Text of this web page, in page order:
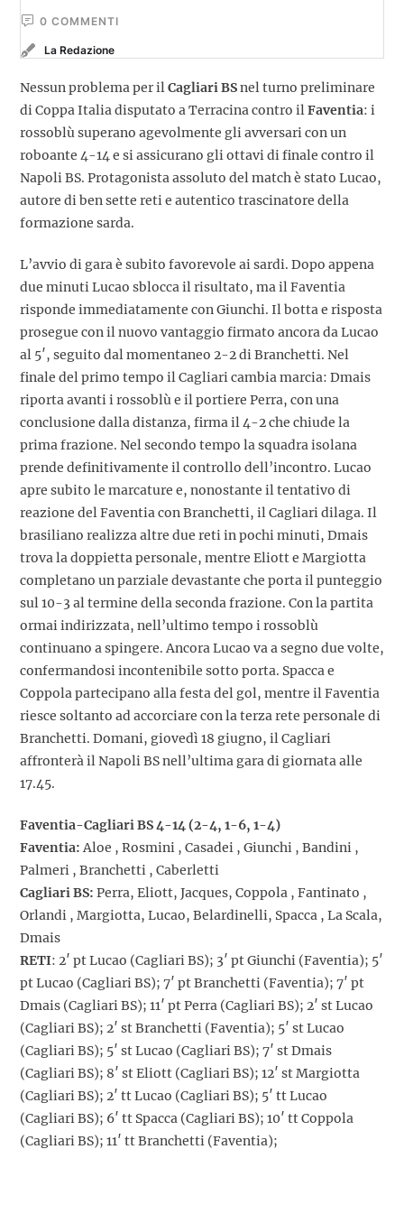
0 COMMENTI
La Redazione
Nessun problema per ilCagliari BSnel turno preliminare
di Coppa Italia disputato a Terracina contro ilFaventia: i
rossoblù superano agevolmente gli avversari con un
roboante 4-14 e si assicurano gli ottavi di finale contro il
Napoli BS. Protagonista assoluto del match è stato Lucao,
autore di ben sette reti e autentico trascinatore della
formazione sarda.
L’avvio di gara è subito favorevole ai sardi. Dopo appena
due minuti Lucao sblocca il risultato, ma il Faventia
risponde immediatamente con Giunchi. Il botta e risposta
prosegue con il nuovo vantaggio firmato ancora da Lucao
al 5′, seguito dal momentaneo 2-2 di Branchetti. Nel
finale del primo tempo il Cagliari cambia marcia: Dmais
riporta avanti i rossoblù e il portiere Perra, con una
conclusione dalla distanza, firma il 4-2 che chiude la
prima frazione. Nel secondo tempo la squadra isolana
prende definitivamente il controllo dell’incontro. Lucao
apre subito le marcature e, nonostante il tentativo di
reazione del Faventia con Branchetti, il Cagliari dilaga. Il
brasiliano realizza altre due reti in pochi minuti, Dmais
trova la doppietta personale, mentre Eliott e Margiotta
completano un parziale devastante che porta il punteggio
sul 10-3 al termine della seconda frazione. Con la partita
ormai indirizzata, nell’ultimo tempo i rossoblù
continuano a spingere. Ancora Lucao va a segno due volte,
confermandosi incontenibile sotto porta. Spacca e
Coppola partecipano alla festa del gol, mentre il Faventia
riesce soltanto ad accorciare con la terza rete personale di
Branchetti. Domani, giovedì 18 giugno, il Cagliari
affronterà il Napoli BS nell’ultima gara di giornata alle
17.45.
Faventia-Cagliari BS 4-14 (2-4, 1-6, 1-4)
Faventia:Aloe , Rosmini , Casadei , Giunchi , Bandini ,
Palmeri , Branchetti , Caberletti
Cagliari BS: Perra, Eliott, Jacques, Coppola , Fantinato ,
Orlandi , Margiotta, Lucao, Belardinelli, Spacca , La Scala,
Dmais
RETI: 2′ pt Lucao (Cagliari BS); 3′ pt Giunchi (Faventia); 5′
pt Lucao (Cagliari BS); 7′ pt Branchetti (Faventia); 7′ pt
Dmais (Cagliari BS); 11′ pt Perra (Cagliari BS); 2′ st Lucao
(Cagliari BS); 2′ st Branchetti (Faventia); 5′ st Lucao
(Cagliari BS); 5′ st Lucao (Cagliari BS); 7′ st Dmais
(Cagliari BS); 8′ st Eliott (Cagliari BS); 12′ st Margiotta
(Cagliari BS); 2′ tt Lucao (Cagliari BS); 5′ tt Lucao
(Cagliari BS); 6′ tt Spacca (Cagliari BS); 10′ tt Coppola
(Cagliari BS); 11′ tt Branchetti (Faventia);